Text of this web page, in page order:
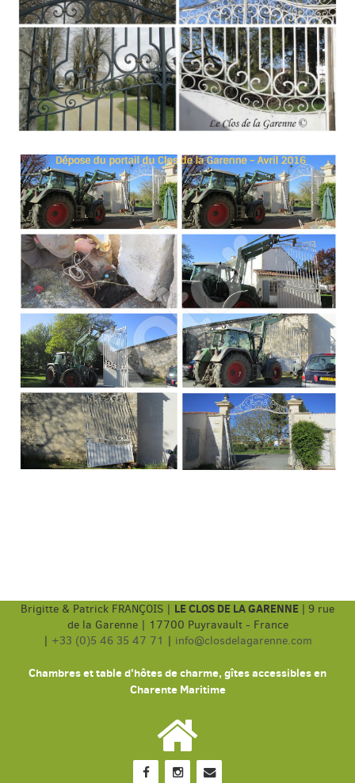
Brigitte & Patrick FRANÇOIS | LE CLOS DE LA GARENNE | 9 rue
de la Garenne | 17700 Puyravault - France
| +33 (0)5 46 35 47 71 | info@closdelagarenne.com
Chambres et table d'hôtes de charme, gîtes accessibles en
Charente Maritime